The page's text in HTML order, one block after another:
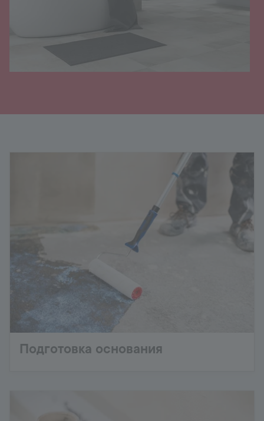
Подготовка основания